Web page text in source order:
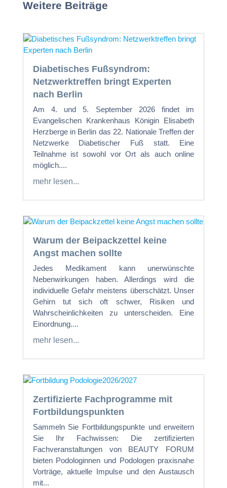
Weitere Beiträge
Diabetisches Fußsyndrom:
Netzwerktreffen bringt Experten
nach Berlin
Am 4. und 5. September 2026 findet im
Evangelischen Krankenhaus Königin Elisabeth
Herzberge in Berlin das 22. Nationale Treffen der
Netzwerke Diabetischer Fuß statt. Eine
Teilnahme ist sowohl vor Ort als auch online
möglich....
mehr lesen...
Warum der Beipackzettel keine
Angst machen sollte
Jedes Medikament kann unerwünschte
Nebenwirkungen haben. Allerdings wird die
individuelle Gefahr meistens überschätzt. Unser
Gehirn tut sich oft schwer, Risiken und
Wahrscheinlichkeiten zu unterscheiden. Eine
Einordnung....
mehr lesen...
Zertifizierte Fachprogramme mit
Fortbildungspunkten
Sammeln Sie Fortbildungspunkte und erweitern
Sie Ihr Fachwissen: Die zertifizierten
Fachveranstaltungen von BEAUTY FORUM
bieten Podologinnen und Podologen praxisnahe
Vorträge, aktuelle Impulse und den Austausch
mit...